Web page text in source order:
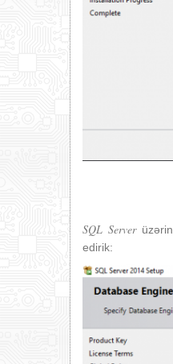
SQL Server
edirik: